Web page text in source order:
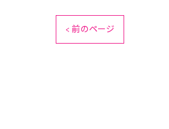
< 前のページ